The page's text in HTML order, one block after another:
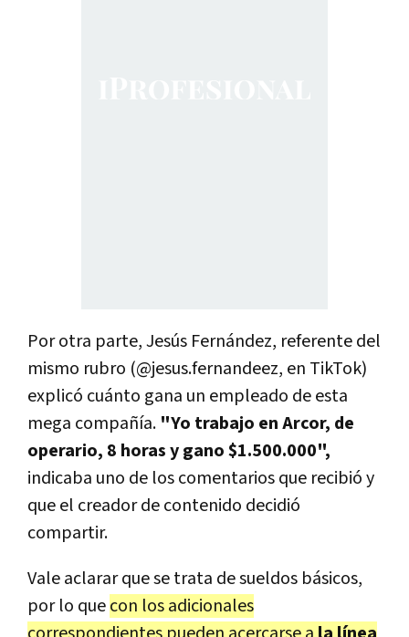
Por otra parte, Jesús Fernández, referente del
mismo rubro (@jesus.fernandeez, en TikTok)
explicó cuánto gana un empleado de esta
mega compañía. "Yo trabajo en Arcor, de
operario, 8 horas y gano $1.500.000",
indicaba uno de los comentarios que recibió y
que el creador de contenido decidió
compartir.
Vale aclarar que se trata de sueldos básicos,
por lo quecon los adicionales